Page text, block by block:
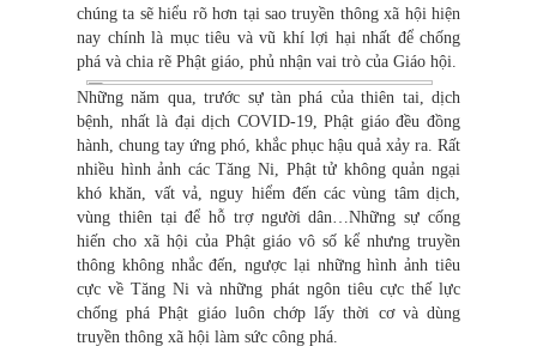
chúng ta sẽ hiểu rõ hơn tại sao truyền thông xã hội hiện
nay chính là mục tiêu và vũ khí lợi hại nhất để chống
phá và chia rẽ Phật giáo, phủ nhận vai trò của Giáo hội.
Những năm qua, trước sự tàn phá của thiên tai, dịch
bệnh, nhất là đại dịch COVID-19, Phật giáo đều đồng
hành, chung tay ứng phó, khắc phục hậu quả xảy ra. Rất
nhiều hình ảnh các Tăng Ni, Phật tử không quản ngại
khó khăn, vất vả, nguy hiểm đến các vùng tâm dịch,
vùng thiên tại để hỗ trợ người dân…Những sự cống
hiến cho xã hội của Phật giáo vô số kể nhưng truyền
thông không nhắc đến, ngược lại những hình ảnh tiêu
cực về Tăng Ni và những phát ngôn tiêu cực thế lực
chống phá Phật giáo luôn chớp lấy thời cơ và dùng
truyền thông xã hội làm sức công phá.